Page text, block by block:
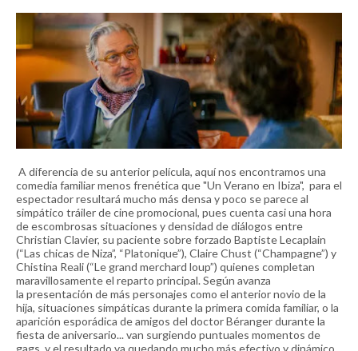
A diferencia de su anterior película, aquí nos encontramos una
comedia familiar menos frenética que"Un Verano en Ibiza", para el
espectador resultará mucho más densa y poco se parece al
simpático tráiler de cine promocional, pues cuenta casi una hora
de escombrosas situaciones y densidad de diálogos entre
Christian Clavier, su paciente sobre forzado Baptiste Lecaplain
(“Las chicas de Niza”, “Platonique”), Claire Chust (“Champagne”) y
Chistina Reali (“Le grand merchard loup”) quienes completan
maravillosamente el reparto principal. Según avanza
la presentación de más personajes como el anterior novio de la
hija, situaciones simpáticas durante la primera comida familiar, o la
aparición esporádica de amigos del doctor Béranger durante la
fiesta de aniversario... van surgiendo puntuales momentos de